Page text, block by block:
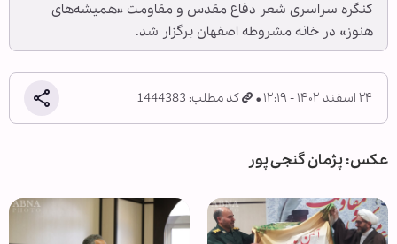
کنگره سراسری شعر دفاع مقدس و مقاومت «همیشه‌های
هنوز» در خانه مشروطه اصفهان برگزار شد.
۲۴ اسفند ۱۴۰۲ - ۱۲:۱۹ کد مطلب: 1444383
عکس: پژمان گنجی پور